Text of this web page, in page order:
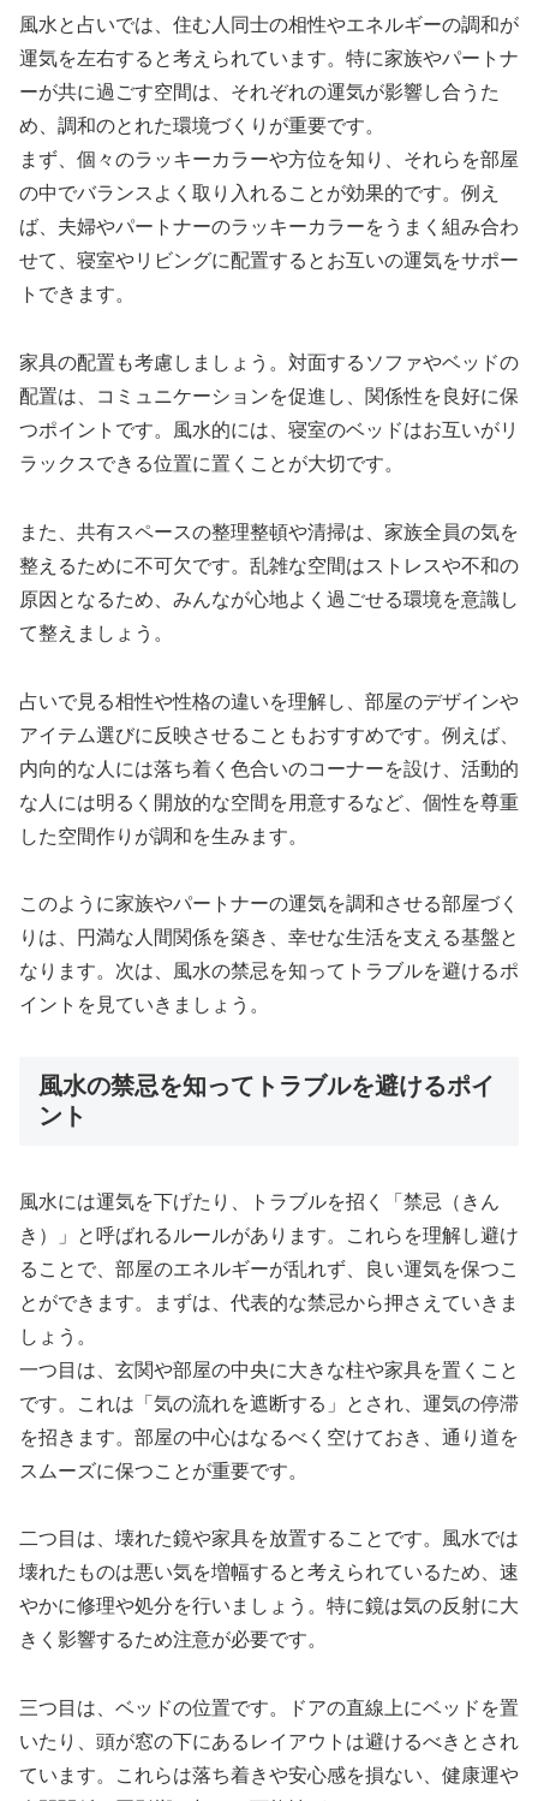
風水と占いでは、住む人同士の相性やエネルギーの調和が
運気を左右すると考えられています。特に家族やパートナ
ーが共に過ごす空間は、それぞれの運気が影響し合うた
め、調和のとれた環境づくりが重要です。
まず、個々のラッキーカラーや方位を知り、それらを部屋
の中でバランスよく取り入れることが効果的です。例え
ば、夫婦やパートナーのラッキーカラーをうまく組み合わ
せて、寝室やリビングに配置するとお互いの運気をサポー
トできます。
家具の配置も考慮しましょう。対面するソファやベッドの
配置は、コミュニケーションを促進し、関係性を良好に保
つポイントです。風水的には、寝室のベッドはお互いがリ
ラックスできる位置に置くことが大切です。
また、共有スペースの整理整頓や清掃は、家族全員の気を
整えるために不可欠です。乱雑な空間はストレスや不和の
原因となるため、みんなが心地よく過ごせる環境を意識し
て整えましょう。
占いで見る相性や性格の違いを理解し、部屋のデザインや
アイテム選びに反映させることもおすすめです。例えば、
内向的な人には落ち着く色合いのコーナーを設け、活動的
な人には明るく開放的な空間を用意するなど、個性を尊重
した空間作りが調和を生みます。
このように家族やパートナーの運気を調和させる部屋づく
りは、円満な人間関係を築き、幸せな生活を支える基盤と
なります。次は、風水の禁忌を知ってトラブルを避けるポ
イントを見ていきましょう。
風水の禁忌を知ってトラブルを避けるポイ
ント
風水には運気を下げたり、トラブルを招く「禁忌（きん
き）」と呼ばれるルールがあります。これらを理解し避け
ることで、部屋のエネルギーが乱れず、良い運気を保つこ
とができます。まずは、代表的な禁忌から押さえていきま
しょう。
一つ目は、玄関や部屋の中央に大きな柱や家具を置くこと
です。これは「気の流れを遮断する」とされ、運気の停滞
を招きます。部屋の中心はなるべく空けておき、通り道を
スムーズに保つことが重要です。
二つ目は、壊れた鏡や家具を放置することです。風水では
壊れたものは悪い気を増幅すると考えられているため、速
やかに修理や処分を行いましょう。特に鏡は気の反射に大
きく影響するため注意が必要です。
三つ目は、ベッドの位置です。ドアの直線上にベッドを置
いたり、頭が窓の下にあるレイアウトは避けるべきとされ
ています。これらは落ち着きや安心感を損ない、健康運や